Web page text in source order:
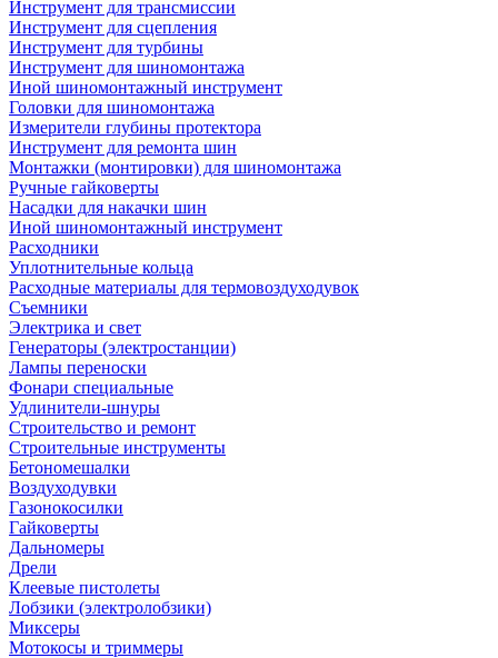
Инструмент для трансмиссии
Инструмент для сцепления
Инструмент для турбины
Инструмент для шиномонтажа
Иной шиномонтажный инструмент
Головки для шиномонтажа
Измерители глубины протектора
Инструмент для ремонта шин
Монтажки (монтировки) для шиномонтажа
Ручные гайковерты
Насадки для накачки шин
Иной шиномонтажный инструмент
Расходники
Уплотнительные кольца
Расходные материалы для термовоздуходувок
Съемники
Электрика и свет
Генераторы (электростанции)
Лампы переноски
Фонари специальные
Удлинители-шнуры
Строительство и ремонт
Строительные инструменты
Бетономешалки
Воздуходувки
Газонокосилки
Гайковерты
Дальномеры
Дрели
Клеевые пистолеты
Лобзики (электролобзики)
Миксеры
Мотокосы и триммеры